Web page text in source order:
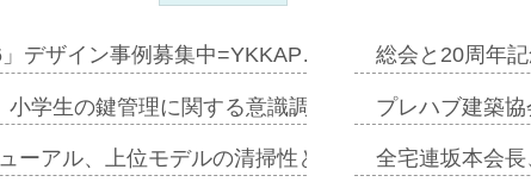
デザイン事例募集中=YKKAP…
小学生の鍵管理に関する意識調査=Nature…
ューアル、上位モデルの清掃性と安全性追加=リンナ…
総会と20周年
プレハブ建築
全宅連坂本会